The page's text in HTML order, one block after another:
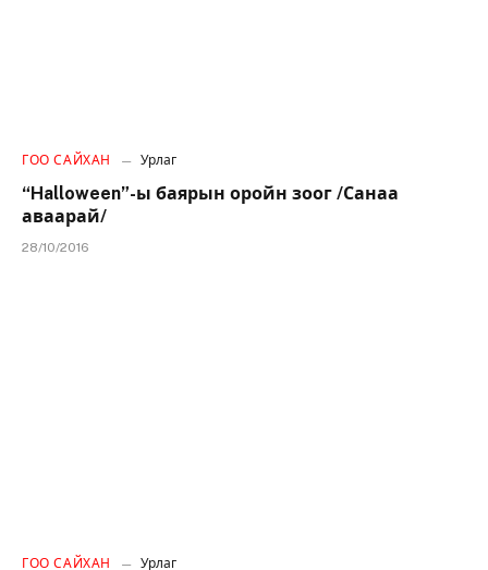
ГОО САЙХАН Урлаг
“Halloween”-ы баярын оройн зоог /Санаа
аваарай/
28/10/2016
ГОО САЙХАН Урлаг